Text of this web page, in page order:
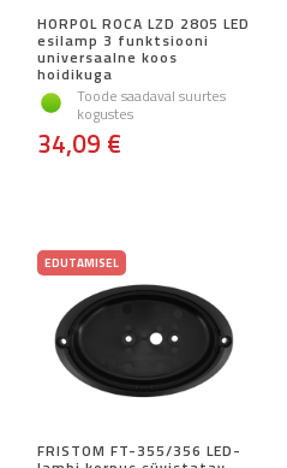
HORPOL ROCA LZD 2805 LED
esilamp 3 funktsiooni
universaalne koos
hoidikuga
Toode saadaval suurtes
kogustes
34,09 €
EDUTAMISEL
FRISTOM FT-355/356 LED-